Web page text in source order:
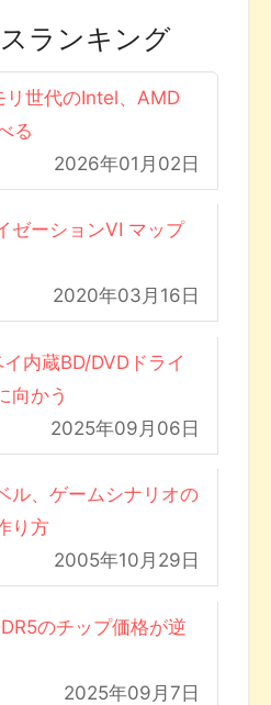
ランキング
リ世代のIntel、AMD
る
2026年01月02日
ゼーションVI マップ
2020年03月16日
内蔵BD/DVDドライ
向かう
2025年09月06日
ル、ゲームシナリオの
り方
2005年10月29日
のチップ価格が逆
2025年09月7日